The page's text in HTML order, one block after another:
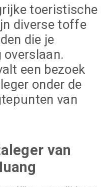
toeristische
diverse toffe
die je
een bezoek
onder de
van
van